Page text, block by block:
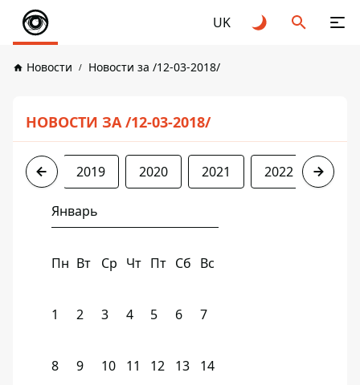
UK
Новости Новости за /12-03-2018/
НОВОСТИ ЗА /12-03-2018/
2018 2019 2020 2021 2022 2023
Январь
Пн Вт Ср Чт Пт Сб Вс
1 2 3 4 5 6 7
8 9 10 11 12 13 14